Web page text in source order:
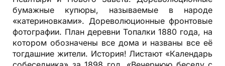
бумажные купюры, называемые в народе
«катериновками». Дореволюционные фронтовые
фотографии. План деревни Топалки 1880 года, на
котором обозначены все дома и названы все её
тогдашние жители. История! Листают «Календарь